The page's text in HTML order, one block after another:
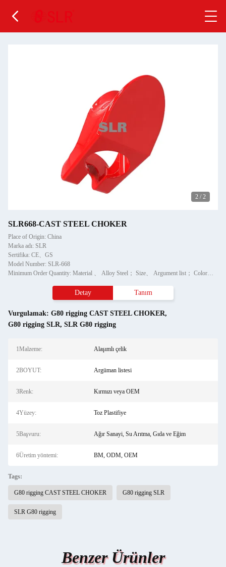
2 / 2
SLR668-CAST STEEL CHOKER
Place of Origin: China
Marka adı: SLR
Sertifika: CE、GS
Model Number: SLR-668
Minimum Order Quantity: Material 、 Alloy Steel； Size、 Argument list； Color、 Red or OEM； Surface finish、 Powder Plastified； Application、 Heavy Industry,Water Treatment,Food & Bevel； Production Method、 BM、ODM、OEM；
Detay Tanım
Vurgulamak: G80 rigging CAST STEEL CHOKER,
G80 rigging SLR, SLR G80 rigging
1Malzeme: Alaşımlı çelik
2BOYUT: Argüman listesi
3Renk: Kırmızı veya OEM
4Yüzey: Toz Plastifiye
5Başvuru: Ağır Sanayi, Su Arıtma, Gıda ve Eğim
6Üretim yöntemi: BM, ODM, OEM
Tags:
G80 rigging CAST STEEL CHOKER G80 rigging SLR
SLR G80 rigging
Benzer Ürünler